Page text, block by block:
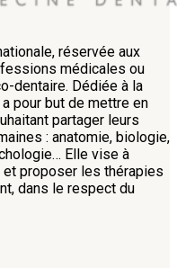
réservée aux
médicales ou
dentaire. Dédiée à la
pour but de mettre en
partager leurs
: anatomie, biologie,
Elle vise à
proposer les thérapies
dans le respect du